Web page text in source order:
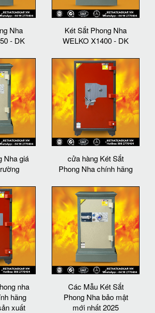
Nha
- DK
Két Sắt Phong Nha
WELKO X1400 - DK
Nha giá
cửa hàng Két Sắt
Phong Nha chính hãng
nha
hãng
xuất
Các Mẫu Két Sắt
Phong Nha bảo mật
mới nhất 2025